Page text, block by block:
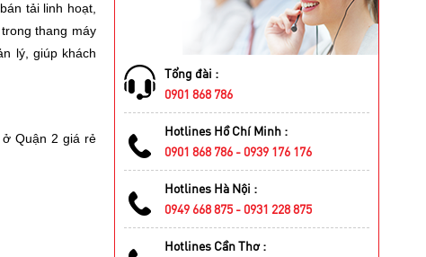
tải linh hoạt,
thang máy
lý, giúp khách
ở Quận 2 giá rẻ
Tổng đài :
0901 868 786
Hotlines Hồ Chí Minh :
0901 868 786 - 0939 176 176
Hotlines Hà Nội :
0949 668 875 - 0931 228 875
Hotlines Cần Thơ :